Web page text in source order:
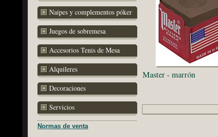
Naipes y complementos póker
Juegos de sobremesa
Accesorios Tenis de Mesa
Alquileres
Decoraciones
Servicios
Normas de venta
Master - marrón